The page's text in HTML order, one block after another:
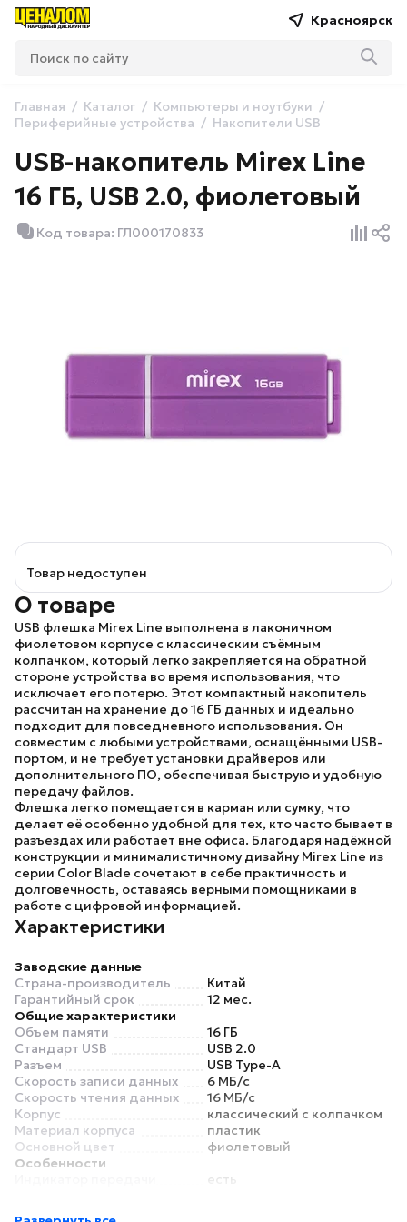
Красноярск
Главная Каталог
Компьютеры и ноутбуки
Периферийные устройства
Накопители USB
USB-накопитель Mirex Line
16 ГБ, USB 2.0, фиолетовый
Код товара: ГЛ000170833
Товар недоступен
О товаре
USB флешка Mirex Line выполнена в лаконичном
фиолетовом корпусе с классическим съёмным
колпачком, который легко закрепляется на обратной
стороне устройства во время использования, что
исключает его потерю. Этот компактный накопитель
рассчитан на хранение до 16 ГБ данных и идеально
подходит для повседневного использования. Он
совместим с любыми устройствами, оснащёнными USB-
портом, и не требует установки драйверов или
дополнительного ПО, обеспечивая быструю и удобную
передачу файлов.
Флешка легко помещается в карман или сумку, что
делает её особенно удобной для тех, кто часто бывает в
разъездах или работает вне офиса. Благодаря надёжной
конструкции и минималистичному дизайнуMirex Line из
серии Color Blade сочетают в себе практичность и
долговечность, оставаясь верными помощниками в
работе с цифровой информацией.
Характеристики
Заводские данные
Страна-производитель
Китай
Гарантийный срок
12 мес.
Общие характеристики
Объем памяти
16 ГБ
Стандарт USB
USB 2.0
Разъем
USB Type-A
Скорость записи данных
6 МБ/с
Скорость чтения данных
16 МБ/с
Корпус
классический с колпачком
Материал корпуса
пластик
Основной цвет
фиолетовый
Особенности
есть